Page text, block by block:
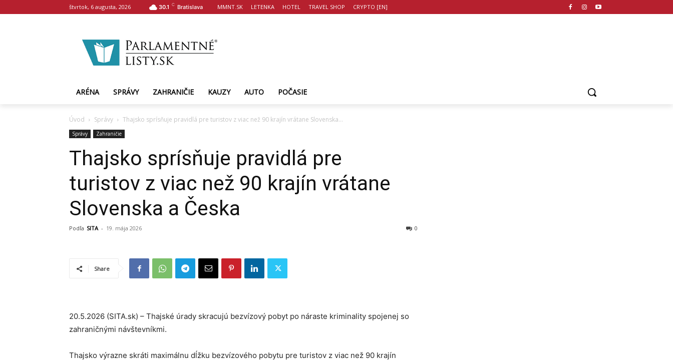
štvrtok, 6 augusta, 2026 30.1 C Bratislava MMNT.SK LETENKA HOTEL TRAVEL SHOP CRYPTO [EN]
ARÉNA SPRÁVY ZAHRANIČIE KAUZY AUTO POČASIE
Úvod Správy Thajsko sprísňuje pravidlá pre turistov z viac než 90 krajín vrátane Slovenska...
Správy Zahraničie
Thajsko sprísňuje pravidlá pre
turistov z viac než 90 krajín vrátane
Slovenska a Česka
Podľa SITA - 19. mája 2026 0
Share
20.5.2026 (SITA.sk) – Thajské úrady skracujú bezvízový pobyt po náraste kriminality spojenej so
zahraničnými návštevníkmi.
Thajsko výrazne skráti maximálnu dĺžku bezvízového pobytu pre turistov z viac než 90 krajín